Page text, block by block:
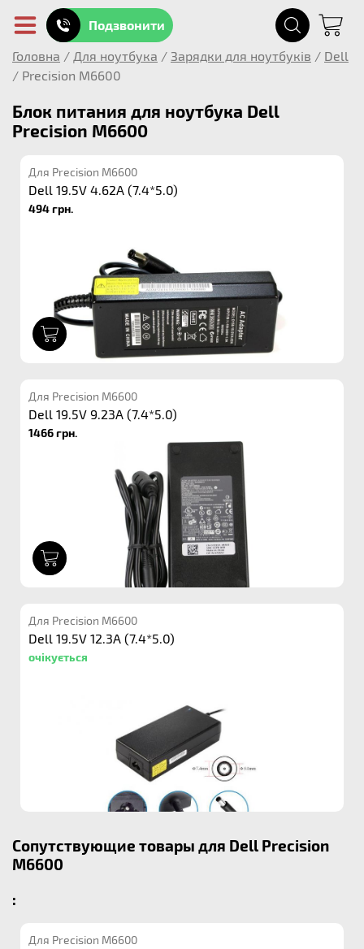
Подзвонити
Головна / Для ноутбука / Зарядки для ноутбуків / Dell
/ Precision M6600
Блок питания для ноутбука Dell
Precision M6600
Для Precision M6600
Dell 19.5V 4.62A (7.4*5.0)
494 грн.
Для Precision M6600
Dell 19.5V 9.23A (7.4*5.0)
1466 грн.
Для Precision M6600
Dell 19.5V 12.3A (7.4*5.0)
очікується
Сопутствующие товары для Dell Precision
M6600
:
Для Precision M6600